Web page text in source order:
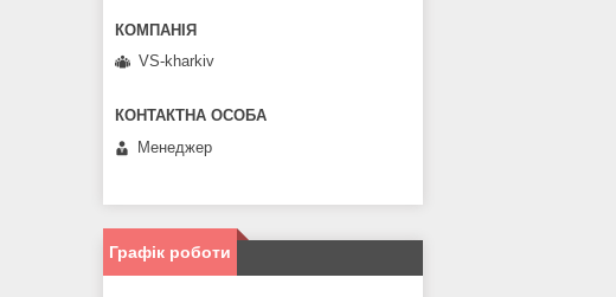
VS-kharkiv
Менеджер
Графік роботи